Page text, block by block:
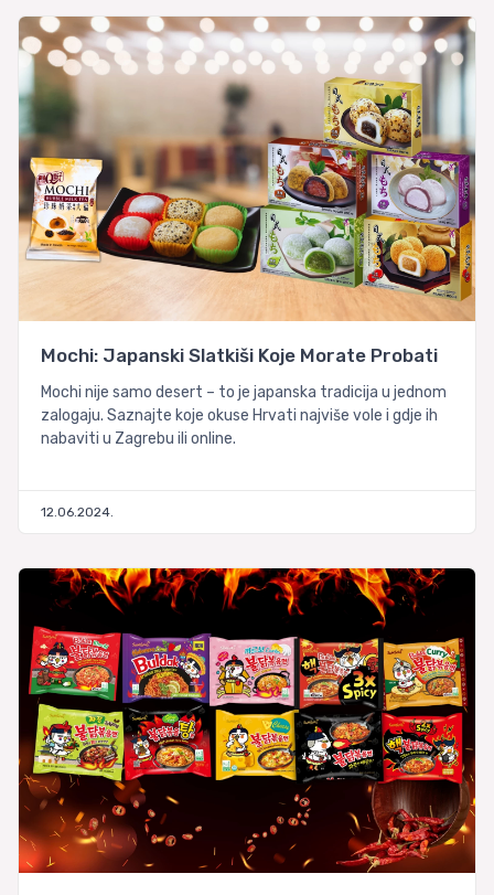
Mochi: Japanski Slatkiši Koje Morate Probati
Mochi nije samo desert – to je japanska tradicija u jednom
zalogaju. Saznajte koje okuse Hrvati najviše vole i gdje ih
nabaviti u Zagrebu ili online.
12.06.2024.